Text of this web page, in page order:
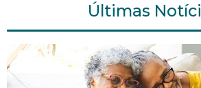
Últimas